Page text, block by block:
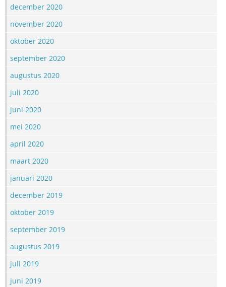
december 2020
november 2020
oktober 2020
september 2020
augustus 2020
juli 2020
juni 2020
mei 2020
april 2020
maart 2020
januari 2020
december 2019
oktober 2019
september 2019
augustus 2019
juli 2019
juni 2019